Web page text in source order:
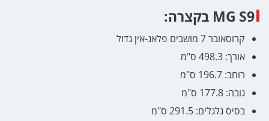
MG S9 בקצרה:
קרוסאובר 7 מושבים פלאג-אין גדול
אורך: 498.3 ס"מ
רוחב: 196.7 ס"מ
גובה: 177.8 ס"מ
בסיס גלגלים: 291.5 ס"מ